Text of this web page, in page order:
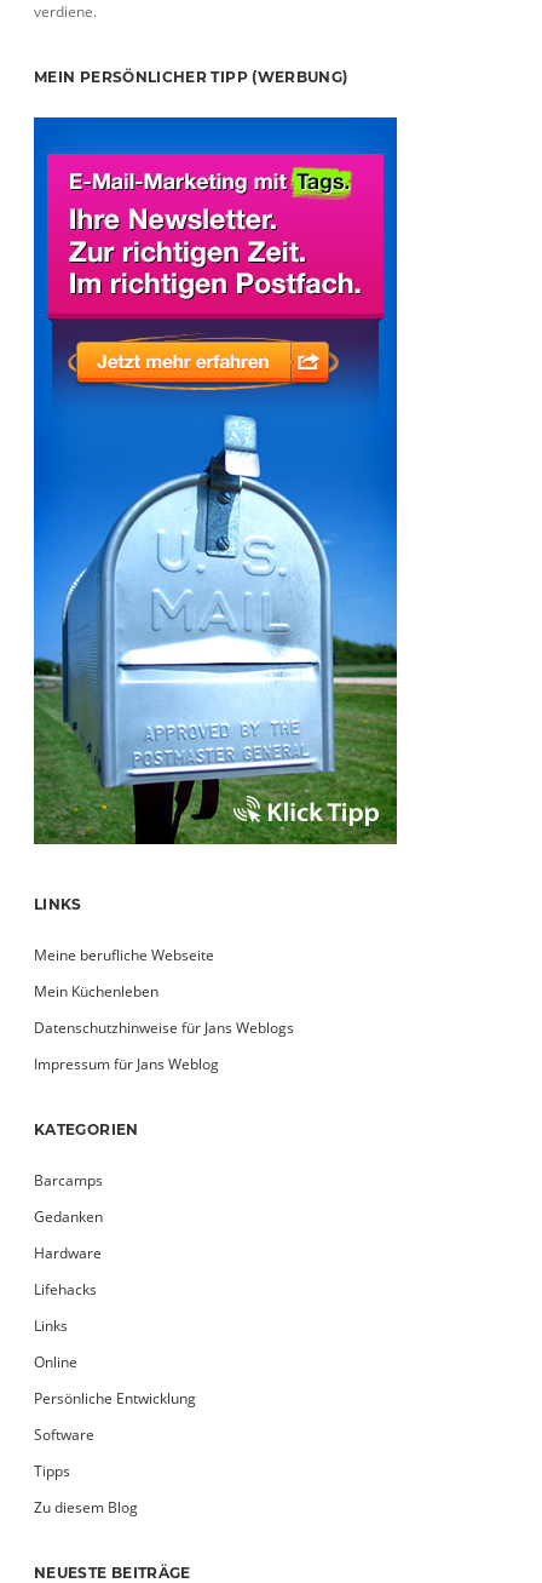
verdiene.
MEIN PERSÖNLICHER TIPP (WERBUNG)
LINKS
Meine berufliche Webseite
Mein Küchenleben
Datenschutzhinweise für Jans Weblogs
Impressum für Jans Weblog
KATEGORIEN
Barcamps
Gedanken
Hardware
Lifehacks
Links
Online
Persönliche Entwicklung
Software
Tipps
Zu diesem Blog
NEUESTE BEITRÄGE